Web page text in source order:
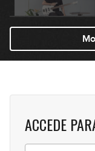
11:50
ACCEDE